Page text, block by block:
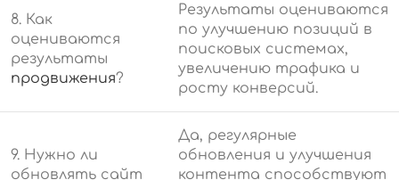
8. Как
оцениваются
результаты
продвижения?
Результаты оцениваются
по улучшению позиций в
поисковых системах,
увеличению трафика и
росту конверсий.
9. Нужно ли
обновлять сайт
Да, регулярные
обновления и улучшения
контента способствуют